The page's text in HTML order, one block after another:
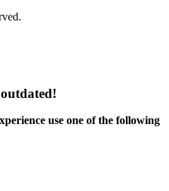
use one of the following